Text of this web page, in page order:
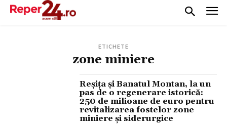
ETICHETE
zone miniere
Reșița și Banatul Montan, la un
pas de o regenerare istorică:
250 de milioane de euro pentru
revitalizarea fostelor zone
miniere și siderurgice